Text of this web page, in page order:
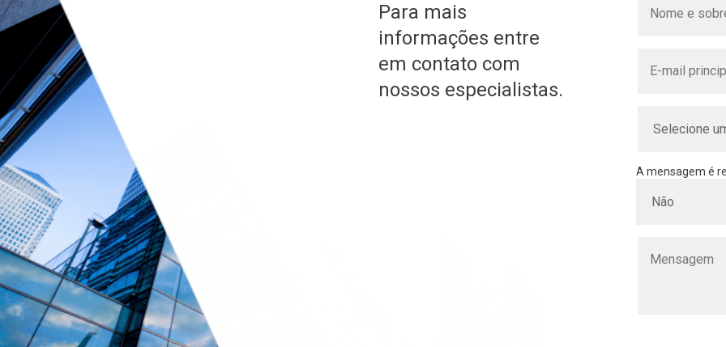
Para mais
informações entre
em contato com
nossos especialistas.
A mensagem é